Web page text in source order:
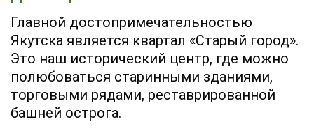
Главной достопримечательностью
Якутска является квартал «Старый город».
Это наш исторический центр, где можно
полюбоваться старинными зданиями,
торговыми рядами, реставрированной
башней острога.